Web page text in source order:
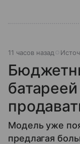
11 часов назад
Модель уже
предлагая